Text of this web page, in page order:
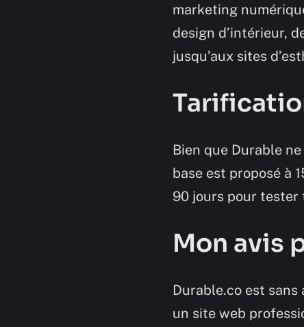
marketing
design d’intérieur,
jusqu’aux sites
Bien que Durable
base est proposé à
90 jours pour
Mon avis
Durable.co est
un site web